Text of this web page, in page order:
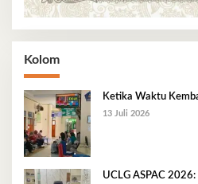
Kolom
Ketika Waktu
13 Juli 2026
UCLG ASPAC